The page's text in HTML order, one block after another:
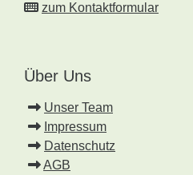
zum Kontaktformular
Über Uns
Unser Team
Impressum
Datenschutz
AGB